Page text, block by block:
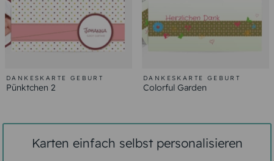
DANKESKARTE GEBURT
Pünktchen 2
DANKESKARTE GEBURT
Colorful Garden
Karten einfach selbst personalisieren